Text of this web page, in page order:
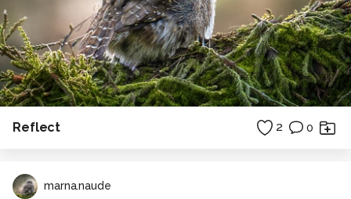
Reflect 2 0
marna.naude